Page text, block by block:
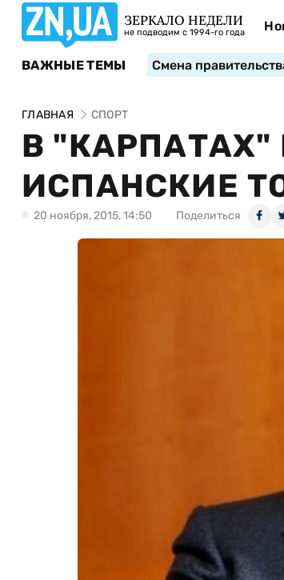
ЗЕРКАЛО НЕДЕЛИ
не подводим с 1994-го года
ВАЖНЫЕ ТЕМЫ Смена
ГЛАВНАЯ СПОРТ
В "КАРПАТАХ"
ИСПАНСКИЕ
20 ноября, 2015, 14:50 Поделиться